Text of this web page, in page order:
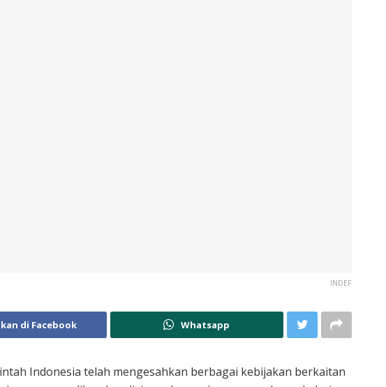
INDEF
di Facebook Whatsapp
Indonesia telah mengesahkan berbagai kebijakan berkaitan